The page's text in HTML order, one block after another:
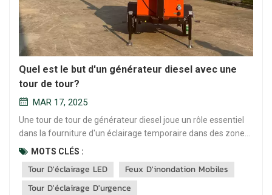
Quel est le but d'un générateur diesel avec une
tour de tour?
MAR 17, 2025
Une tour de tour de générateur diesel joue un rôle essentiel
dans la fourniture d'un éclairage temporaire dans des zones
ayant un accès limité ou non à l'électricité. Ces unités
mobiles sont couramment utilisées sur les chantiers de
construction, les événements en plein air ou pendant les urg...
MOTS CLÉS :
Tour D'éclairage LED
Feux D'inondation Mobiles
Tour D'éclairage D'urgence